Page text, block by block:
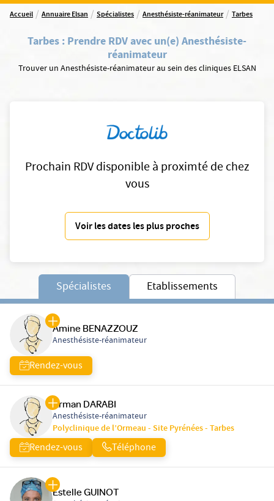
Accueil / Annuaire Elsan / Spécialistes / Anesthésiste-réanimateur / Tarbes
Tarbes : Prendre RDV avec un(e) Anesthésiste-
réanimateur
Trouver un Anesthésiste-réanimateur au sein des cliniques ELSAN
Prochain RDV disponible à proximté de chez
vous
Voir les dates les plus proches
Spécialistes Etablissements
Amine BENAZZOUZ
Anesthésiste-réanimateur
Rendez-vous
Arman DARABI
Anesthésiste-réanimateur
Polyclinique de l’Ormeau - Site Pyrénées - Tarbes
Rendez-vous Téléphone
Estelle GUINOT